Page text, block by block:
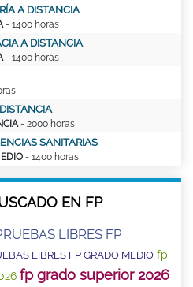
A DISTANCIA
- 1400 horas
A DISTANCIA
- 1400 horas
- 2000 horas
SANITARIAS
- 1400 horas
EN FP
LIBRES FP
LIBRES FP GRADO MEDIO fp
fp grado superior 2026